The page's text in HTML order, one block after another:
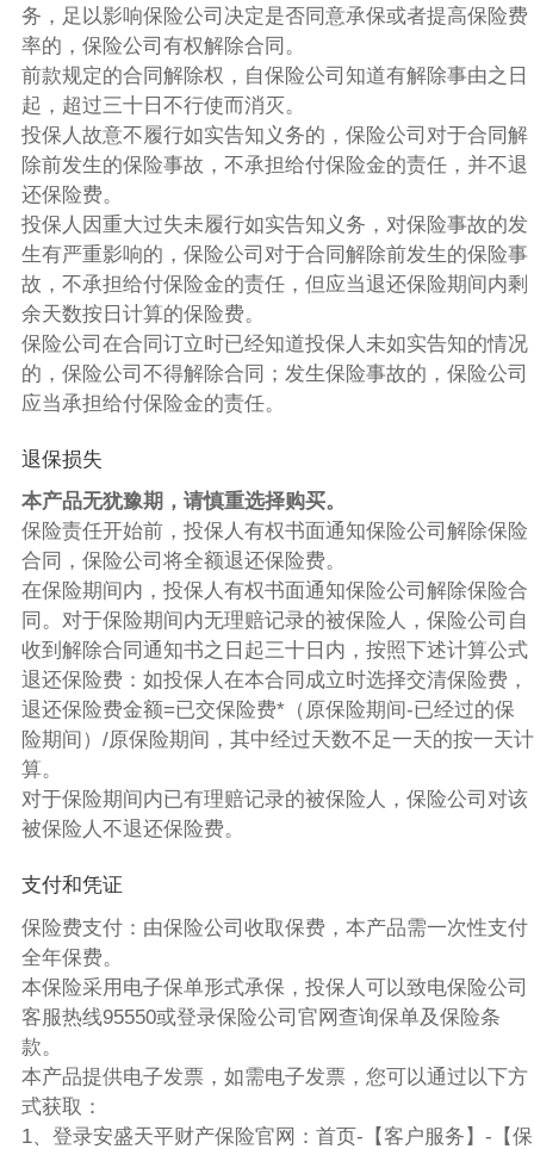
务，足以影响保险公司决定是否同意承保或者提高保险费
率的，保险公司有权解除合同。
前款规定的合同解除权，自保险公司知道有解除事由之日
起，超过三十日不行使而消灭。
投保人故意不履行如实告知义务的，保险公司对于合同解
除前发生的保险事故，不承担给付保险金的责任，并不退
还保险费。
投保人因重大过失未履行如实告知义务，对保险事故的发
生有严重影响的，保险公司对于合同解除前发生的保险事
故，不承担给付保险金的责任，但应当退还保险期间内剩
余天数按日计算的保险费。
保险公司在合同订立时已经知道投保人未如实告知的情况
的，保险公司不得解除合同；发生保险事故的，保险公司
应当承担给付保险金的责任。
退保损失
本产品无犹豫期，请慎重选择购买。
保险责任开始前，投保人有权书面通知保险公司解除保险
合同，保险公司将全额退还保险费。
在保险期间内，投保人有权书面通知保险公司解除保险合
同。对于保险期间内无理赔记录的被保险人，保险公司自
收到解除合同通知书之日起三十日内，按照下述计算公式
退还保险费：如投保人在本合同成立时选择交清保险费，
退还保险费金额=已交保险费*（原保险期间-已经过的保
险期间）/原保险期间，其中经过天数不足一天的按一天计
算。
对于保险期间内已有理赔记录的被保险人，保险公司对该
被保险人不退还保险费。
支付和凭证
保险费支付：由保险公司收取保费，本产品需一次性支付
全年保费。
本保险采用电子保单形式承保，投保人可以致电保险公司
客服热线95550或登录保险公司官网查询保单及保险条
款。
本产品提供电子发票，如需电子发票，您可以通过以下方
式获取：
1、登录安盛天平财产保险官网：首页-【客户服务】-【保